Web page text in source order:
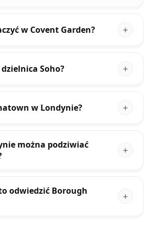
w Covent Garden?
dzielnica Soho?
w Londynie?
można podziwiać
odwiedzić Borough